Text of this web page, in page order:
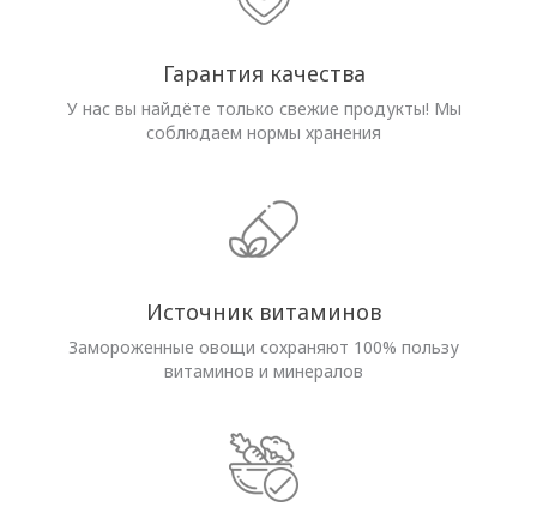
Гарантия качества
У нас вы найдёте только свежие продукты! Мы
соблюдаем нормы хранения
Источник витаминов
Замороженные овощи сохраняют 100% пользу
витаминов и минералов